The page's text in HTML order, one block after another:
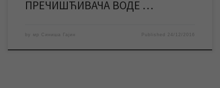
ПРЕЧИШЋИВАЧА ВОДЕ …
by мр Синиша Гајин Published 24/12/2016